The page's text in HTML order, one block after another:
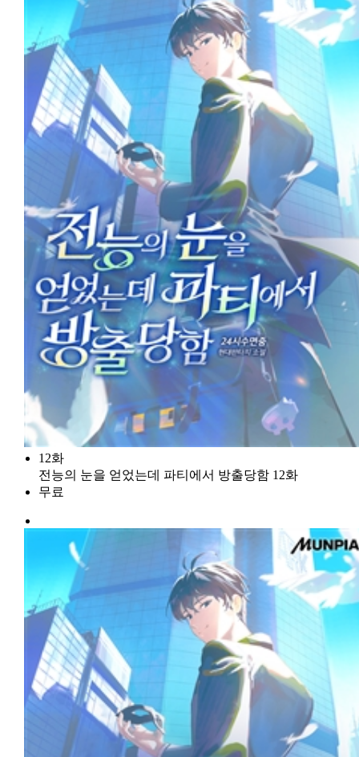
12화
전능의 눈을 얻었는데 파티에서 방출당함 12화
무료